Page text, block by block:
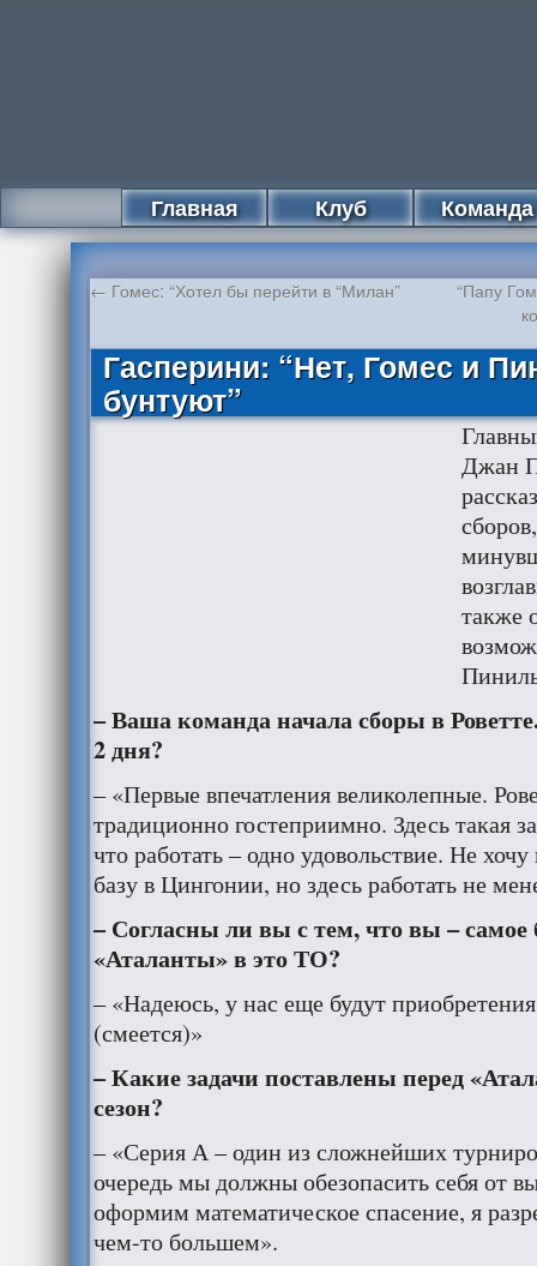
Главная Клуб Команда
← Гомес: “Хотел бы перейти в “Милан”
“Папу
Гасперини: “Нет, Гомес и
бунтуют”
Джан
также
– Ваша команда начала сборы в
2 дня?
– «Первые впечатления великолепные.
традиционно гостеприимно. Здесь такая
что работать – одно удовольствие. Не
базу в Цингонии, но здесь работать не
– Согласны ли вы с тем, что вы – самое
«Аталанты» в это ТО?
– «Надеюсь, у нас еще будут
(смеется)»
– Какие задачи поставлены перед
сезон?
– «Серия А – один из сложнейших
очередь мы должны обезопасить себя от
оформим математическое спасение, я
чем-то большем».